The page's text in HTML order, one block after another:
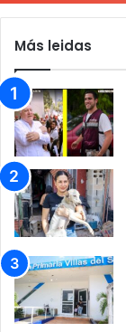
Más leidas